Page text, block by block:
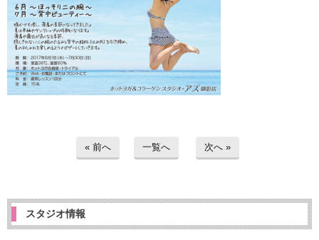
« 前へ 一覧へ 次へ »
スタジオ情報